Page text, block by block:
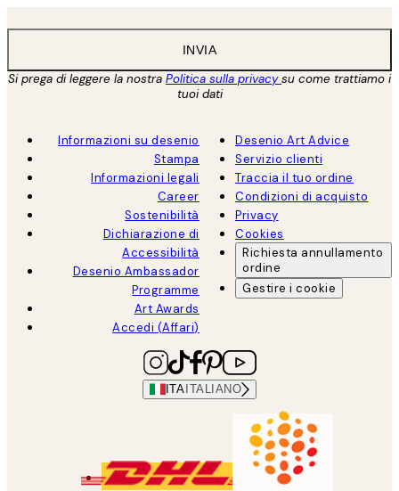
INVIA
Si prega di leggere la nostra Politica sulla privacysu come trattiamo i
tuoi dati
Informazioni su desenio
Stampa
Informazioni legali
Career
Sostenibilità
Dichiarazione di
Accessibilità
Desenio Ambassador
Programme
Art Awards
Accedi (Affari)
Desenio Art Advice
Servizio clienti
Traccia il tuo ordine
Condizioni di acquisto
Privacy
Cookies
Richiesta annullamento
ordine
Gestire i cookie
ITA ITALIANO